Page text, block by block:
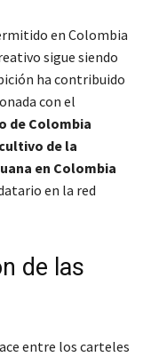
en Colombia
sigue siendo
ha contribuido
con el
de Colombia
de la
en Colombia
en la red
de las
entre los carteles